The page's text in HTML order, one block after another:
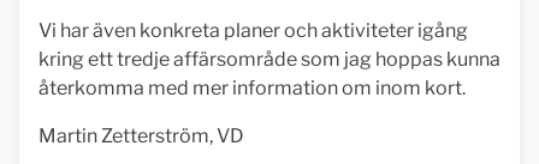
Vi har även konkreta planer och aktiviteter igång
kring ett tredje affärsområde som jag hoppas kunna
återkomma med mer information om inom kort.
Martin Zetterström, VD